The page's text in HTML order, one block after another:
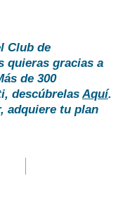
Club de
quieras gracias a
de 300
descúbrelasAquí.
adquiere tu plan